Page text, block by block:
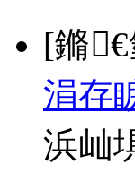
[鏅
涓存
浜屾